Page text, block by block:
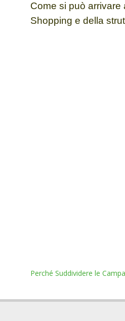
Come si può arrivare
Shopping e della
Perché Suddividere le